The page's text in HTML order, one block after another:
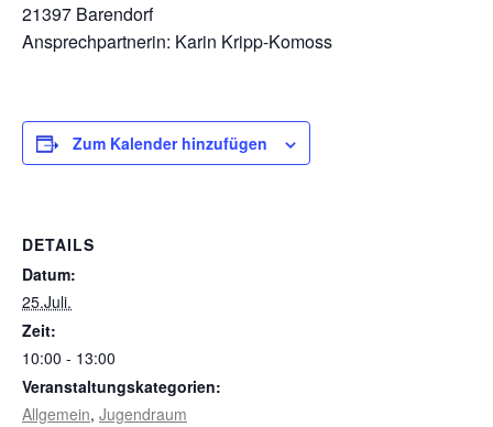
21397 Barendorf
Ansprechpartnerin: Karin Kripp-Komoss
Zum Kalender hinzufügen
DETAILS
Datum:
25.Juli.
Zeit:
10:00 - 13:00
Veranstaltungskategorien:
Allgemein, Jugendraum